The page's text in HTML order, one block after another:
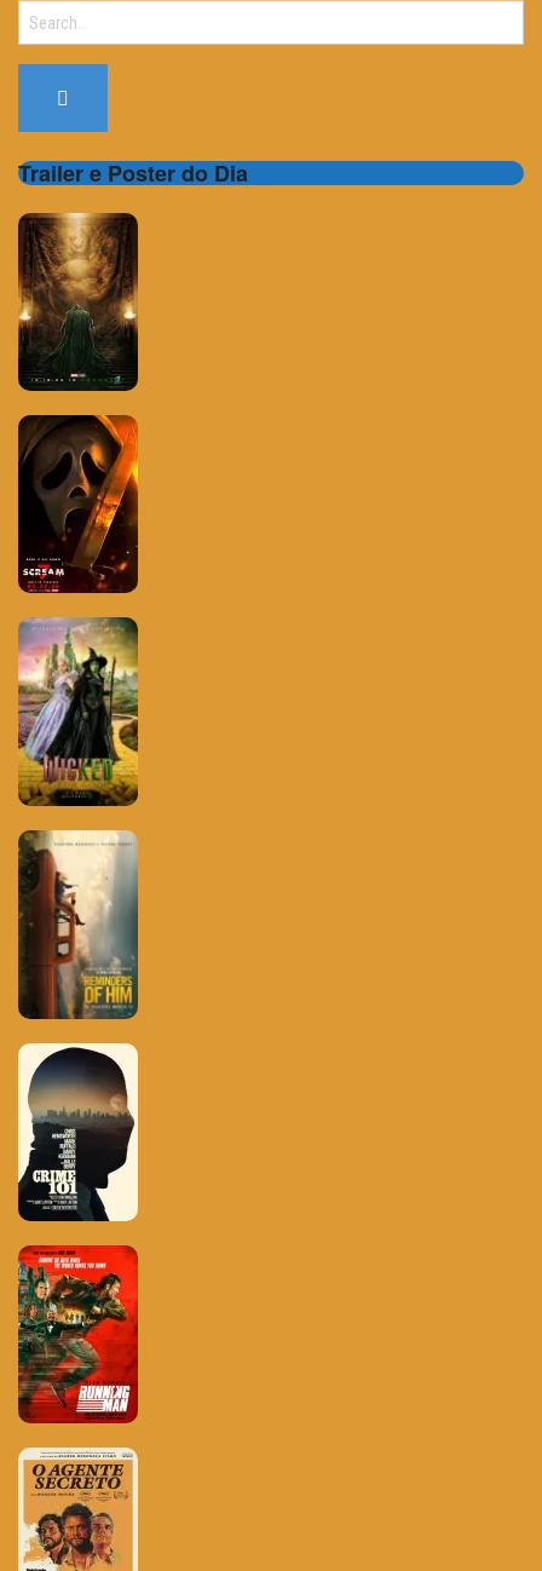
Search
Trailer e Poster do Dia